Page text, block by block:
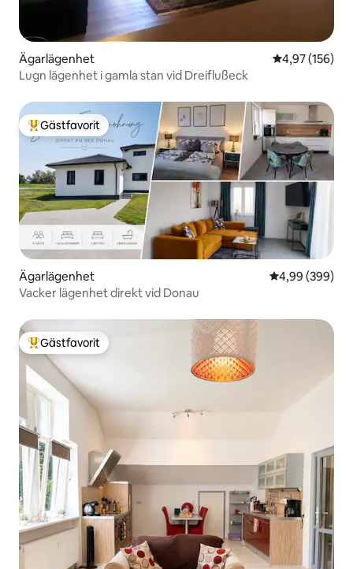
Ägarlägenhet 4,97 av 5 i
4,97 (156)
Lugn lägenhet i gamla stan vid Dreiflußeck
Populär gästfavorit
Gästfavorit
Ägarlägenhet 4,99 av 5 i
4,99 (399)
Vacker lägenhet direkt vid Donau
Populär gästfavorit
Gästfavorit